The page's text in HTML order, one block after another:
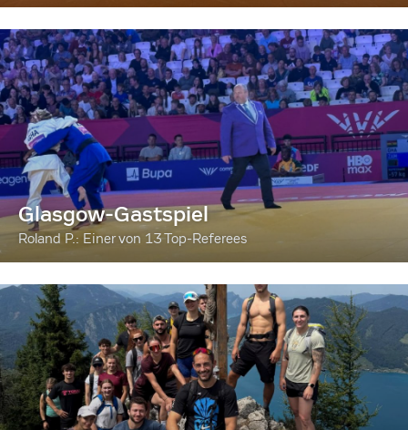
Glasgow-Gastspiel
Roland P.: Einer von 13 Top-Referees